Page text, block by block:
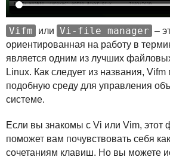
Vifm или Vi-file manager –
ориентированная на работу в
является одним из лучших
Linux. Как следует из названия,
подобную среду для управления
системе.
Если вы знакомы с Vi или Vim,
поможет вам почувствовать себя
сочетаниям клавиш. Но вы можете